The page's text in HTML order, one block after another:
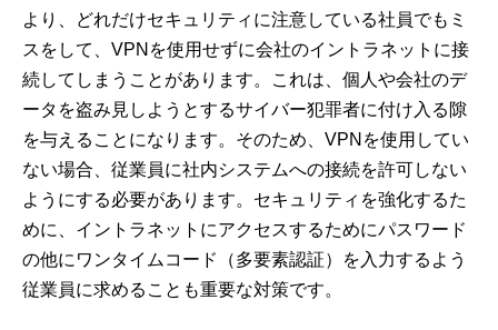
より、どれだけセキュリティに注意している社員でもミ
スをして、VPNを使用せずに会社のイントラネットに接
続してしまうことがあります。これは、個人や会社のデ
ータを盗み見しようとするサイバー犯罪者に付け入る隙
を与えることになります。そのため、VPNを使用してい
ない場合、従業員に社内システムへの接続を許可しない
ようにする必要があります。セキュリティを強化するた
めに、イントラネットにアクセスするためにパスワード
の他にワンタイムコード（多要素認証）を入力するよう
従業員に求めることも重要な対策です。